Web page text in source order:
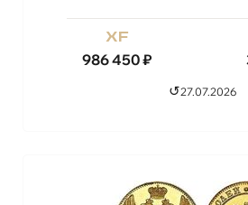
xf
986 450₽
↺27.07.2026